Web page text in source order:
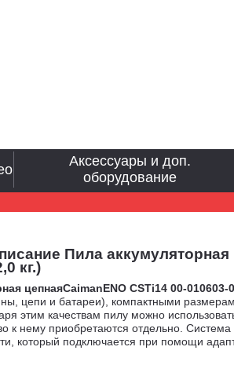
Пила
кг.)
цепнаяCaimanENO CSTi14 00-010603-
цепи и батареи), компактными
этим качествам пилу можно
к нему приобретаются отдельно.
который подключается при помощи
Аксессуары и доп.
оборудование